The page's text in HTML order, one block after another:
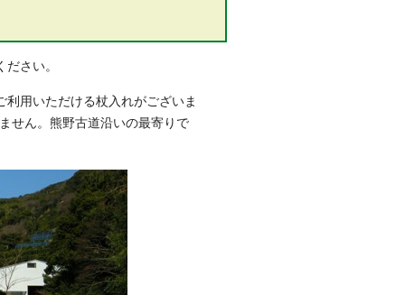
さい。
用いただける杖入れがございま
せん。熊野古道沿いの最寄りで